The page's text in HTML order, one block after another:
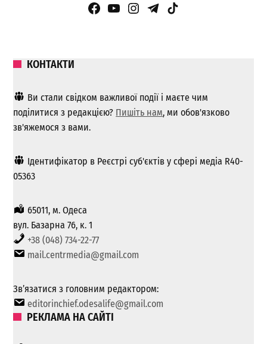
Facebook Page
YouTube
Instagram
Telegram
TikTok
КОНТАКТИ
Ви стали свідком важливої ​​події і маєте чим
поділитися з редакцією? Пишіть нам, ми обов'язково
зв'яжемося з вами.
Ідентифікатор в Реєстрі суб'єктів у сфері медіа R40-
05363
65011, м. Одеса
вул. Базарна 76, к. 1
+38 (048) 734-22-77
mail.centrmedia@gmail.com
Зв’язатися з головним редактором:
editorinchief.odesalife@gmail.com
РЕКЛАМА НА САЙТІ